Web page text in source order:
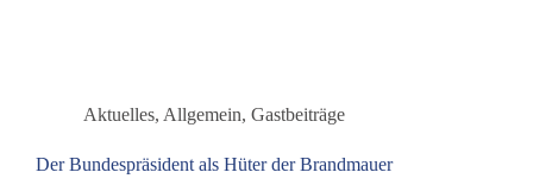
Frieden
Aktuelles, Allgemein, Gastbeiträge
Der Bundespräsident als Hüter der Brandmauer